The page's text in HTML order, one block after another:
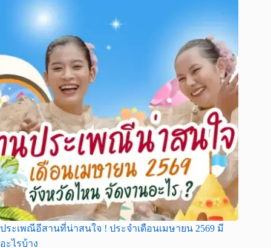
ประเพณีอีสานที่น่าสนใจ ! ประจำเดือนเมษายน 2569 มี
อะไรบ้าง